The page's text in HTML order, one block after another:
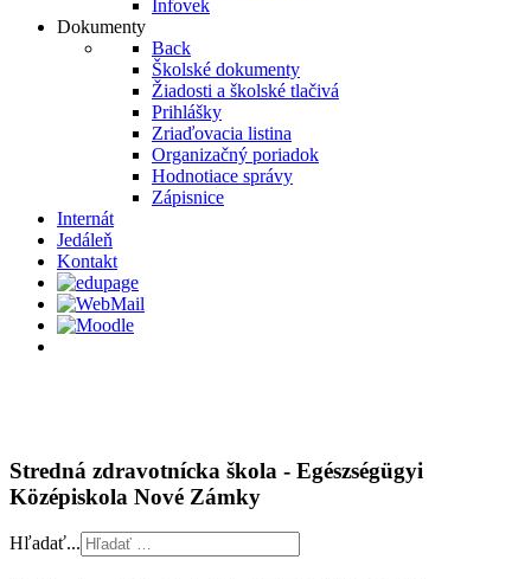
Infovek
Dokumenty
Back
Školské dokumenty
Žiadosti a školské tlačivá
Prihlášky
Zriaďovacia listina
Organizačný poriadok
Hodnotiace správy
Zápisnice
Internát
Jedáleň
Kontakt
Stredná zdravotnícka škola - Egészségügyi
Középiskola Nové Zámky
Hľadať...